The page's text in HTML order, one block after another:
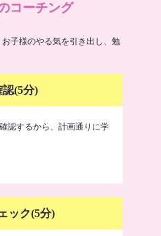
コーチング
子様のやる気を引き出し、勉
(5分)
認するから、計画通りに学
ック(5分)